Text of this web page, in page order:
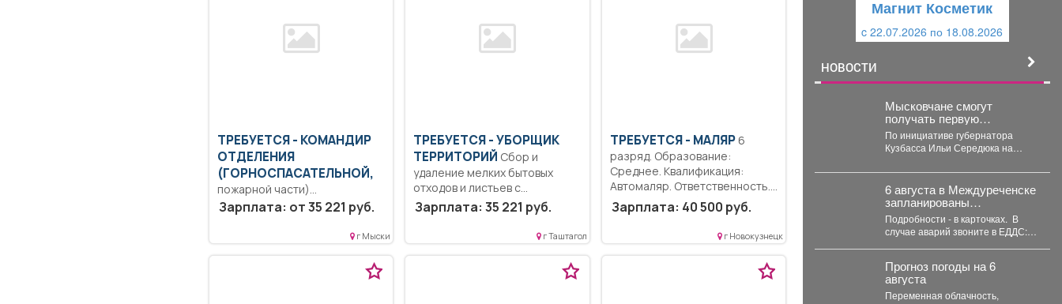
ТРЕБУЕТСЯ - КОМАНДИР
ОТДЕЛЕНИЯ
(ГОРНОСПАСАТЕЛЬНОЙ,
пожарной части)
Образование: Среднее
профессиональное
образование. Обязательное
прохождение специальной
Зарплата: от 35 221 руб.
г Мыски
ТРЕБУЕТСЯ - УБОРЩИК
ТЕРРИТОРИЙ
удаление мелких бытовых
отходов и листьев с...
Зарплата: 35 221 руб.
г Таштагол
ТРЕБУЕТСЯ - МАЛЯР6
разряд. Образование:
Среднее. Квалификация:
Автомаляр. Ответственность..
Выполнение работы по
подготовке поверхности...
Зарплата: 40 500 руб.
г Новокузнецк
Магнит Косметик
c 22.07.2026 по 18.08.2026
Магнит
c 29.07.2026 по
НОВОСТИ
Мысковчане смогут
получать первую
медицинскую помощь
оперативно
По инициативе губернатора
Кузбасса Ильи Середюка на
массового скопления людей
размещаются...
6 августа в Междуреченске
запланированы
отключения.
Подробности - в карточках. ️ В
случае аварий звоните в ЕДДС:
Прогноз погоды на 6
августа
Переменная облачность,